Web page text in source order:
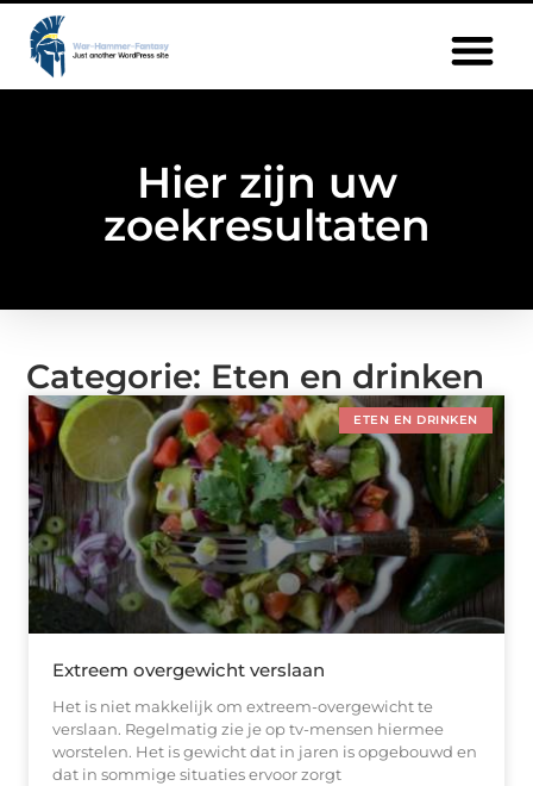
Hier zijn uw
zoekresultaten
Categorie: Eten en drinken
ETEN EN DRINKEN
Extreem overgewicht verslaan
Het is niet makkelijk om extreem-overgewicht te
verslaan. Regelmatig zie je op tv-mensen hiermee
worstelen. Het is gewicht dat in jaren is opgebouwd en
dat in sommige situaties ervoor zorgt